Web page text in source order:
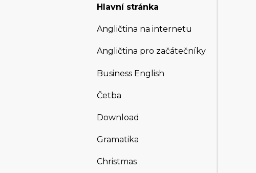
Hlavní stránka
Angličtina na internetu
Angličtina pro začátečníky
Business English
Četba
Download
Gramatika
Christmas